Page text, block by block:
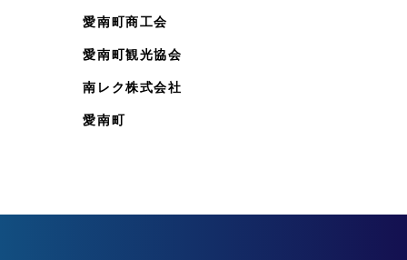
愛南町商工会
愛南町観光協会
南レク株式会社
愛南町